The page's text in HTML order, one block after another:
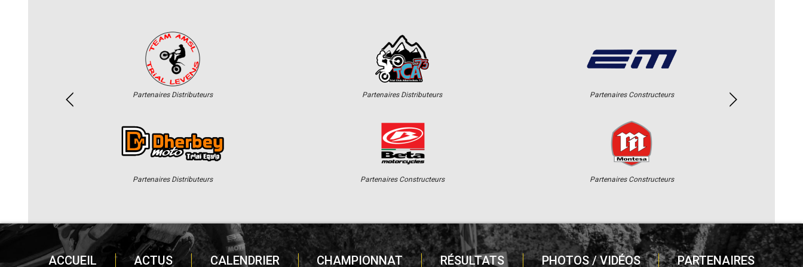
Partenaires Distributeurs
Partenaires Distributeurs
Partenaires Distributeurs
Partenaires Constructeurs
Partenaires Constructeurs
Partenaires Constructeurs
ACCUEIL ACTUS CALENDRIER CHAMPIONNAT RÉSULTATS PHOTOS / VIDÉOS PARTENAIRES